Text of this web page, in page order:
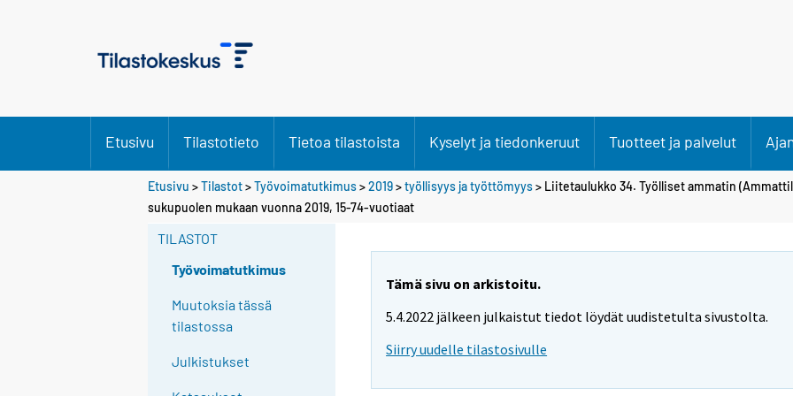
Etusivu Tilastotieto Tietoa tilastoista Kyselyt ja tiedonkeruut Tuotteet ja palvelut
Etusivu >Tilastot>Työvoimatutkimus>2019>työllisyys ja työttömyys> Liitetaulukko 34. Työlliset ammatin
sukupuolen mukaan vuonna 2019, 15-74-vuotiaat
TILASTOT
Työvoimatutkimus
Muutoksia tässä
tilastossa
Julkistukset
Tämä sivu on arkistoitu.
5.4.2022 jälkeen julkaistut tiedot löydät uudistetulta sivustolta.
Siirry uudelle tilastosivulle